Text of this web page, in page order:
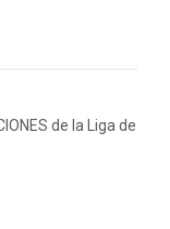
de la Liga de